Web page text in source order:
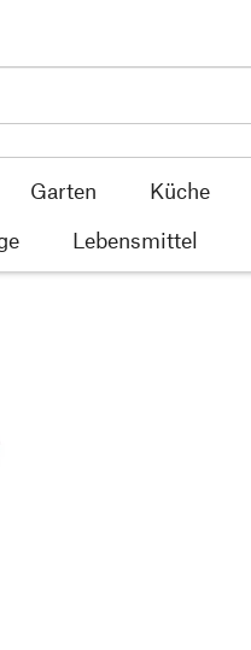
Garten Küche
Lebensmittel